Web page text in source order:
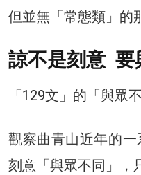
但並無「常態類」的
諒不是刻意 要
「129文」的「與眾
觀察曲青山近年的
刻意「與眾不同」，